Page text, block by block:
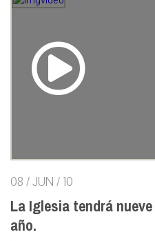
08 / JUN / 10
La Iglesia tendrá
año.